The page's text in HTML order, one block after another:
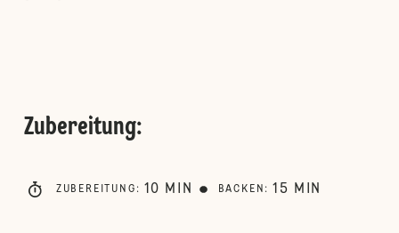
Zubereitung:
ZUBEREITUNG : 10 MIN BACKEN : 15 MIN